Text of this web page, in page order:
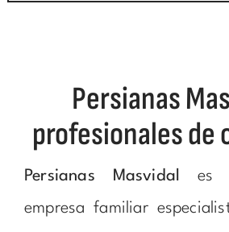
Persianas
profesionales de
Persianas Masvidal es
empresa familiar